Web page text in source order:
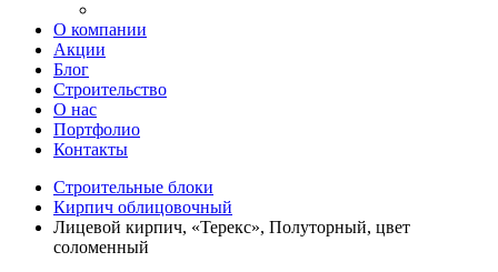
О компании
Акции
Блог
Строительство
О нас
Портфолио
Контакты
Строительные блоки
Кирпич облицовочный
Лицевой кирпич, «Терекс», Полуторный, цвет
соломенный